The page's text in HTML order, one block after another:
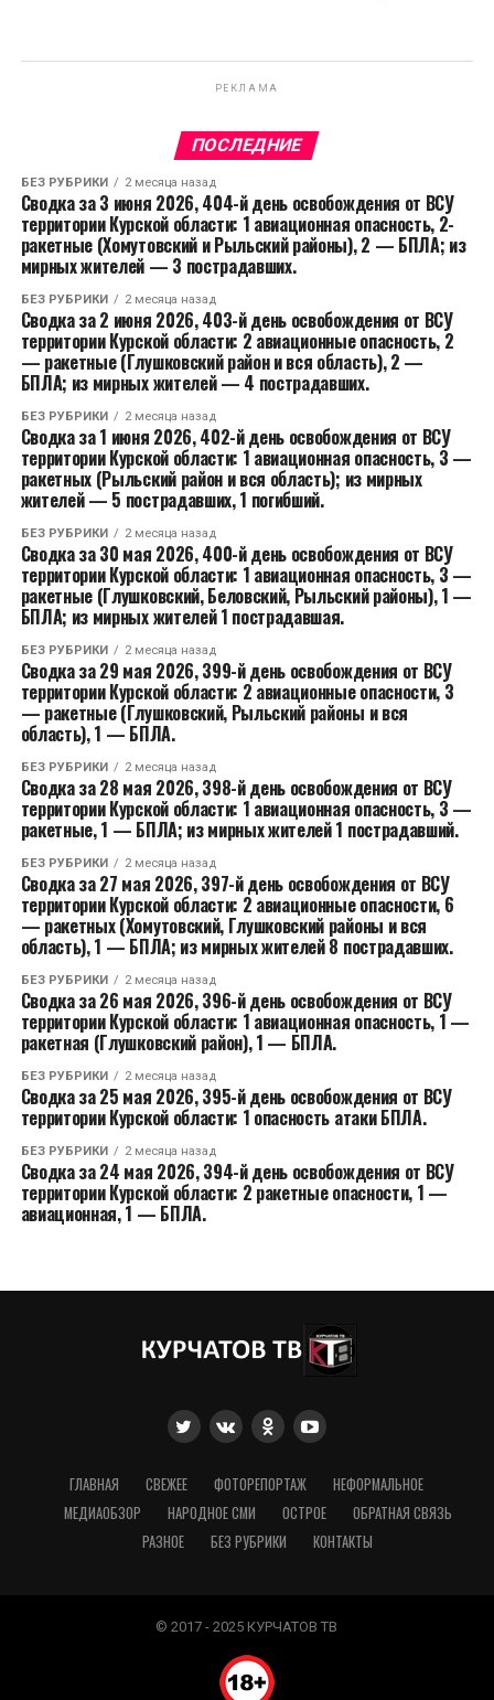
РЕКЛАМА
ПОСЛЕДНИЕ
БЕЗ РУБРИКИ 2 месяца назад
Сводка за 3 июня 2026, 404-й день освобождения от ВСУ
территории Курской области: 1 авиационная опасность, 2-
ракетные (Хомутовский и Рыльский районы), 2 — БПЛА; из
мирных жителей — 3 пострадавших.
БЕЗ РУБРИКИ 2 месяца назад
Сводка за 2 июня 2026, 403-й день освобождения от ВСУ
территории Курской области: 2 авиационные опасность, 2
— ракетные (Глушковский район и вся область), 2 —
БПЛА; из мирных жителей — 4 пострадавших.
БЕЗ РУБРИКИ 2 месяца назад
Сводка за 1 июня 2026, 402-й день освобождения от ВСУ
территории Курской области: 1 авиационная опасность, 3 —
ракетных (Рыльский район и вся область); из мирных
жителей — 5 пострадавших, 1 погибший.
БЕЗ РУБРИКИ 2 месяца назад
Сводка за 30 мая 2026, 400-й день освобождения от ВСУ
территории Курской области: 1 авиационная опасность, 3 —
ракетные (Глушковский, Беловский, Рыльский районы), 1 —
БПЛА; из мирных жителей 1 пострадавшая.
БЕЗ РУБРИКИ 2 месяца назад
Сводка за 29 мая 2026, 399-й день освобождения от ВСУ
территории Курской области: 2 авиационные опасности, 3
— ракетные (Глушковский, Рыльский районы и вся
область), 1 — БПЛА.
БЕЗ РУБРИКИ 2 месяца назад
Сводка за 28 мая 2026, 398-й день освобождения от ВСУ
территории Курской области: 1 авиационная опасность, 3 —
ракетные, 1 — БПЛА; из мирных жителей 1 пострадавший.
БЕЗ РУБРИКИ 2 месяца назад
Сводка за 27 мая 2026, 397-й день освобождения от ВСУ
территории Курской области: 2 авиационные опасности, 6
— ракетных (Хомутовский, Глушковский районы и вся
область), 1 — БПЛА; из мирных жителей 8 пострадавших.
БЕЗ РУБРИКИ 2 месяца назад
Сводка за 26 мая 2026, 396-й день освобождения от ВСУ
территории Курской области: 1 авиационная опасность, 1 —
ракетная (Глушковский район), 1 — БПЛА.
БЕЗ РУБРИКИ 2 месяца назад
Сводка за 25 мая 2026, 395-й день освобождения от ВСУ
территории Курской области: 1 опасность атаки БПЛА.
БЕЗ РУБРИКИ 2 месяца назад
Сводка за 24 мая 2026, 394-й день освобождения от ВСУ
территории Курской области: 2 ракетные опасности, 1 —
авиационная, 1 — БПЛА.
ГЛАВНАЯ СВЕЖЕЕ ФОТОРЕПОРТАЖ
НЕФОРМАЛЬНОЕ
МЕДИАОБЗОР
НАРОДНОЕ СМИ ОСТРОЕ
ОБРАТНАЯ СВЯЗЬ
РАЗНОЕ
БЕЗ РУБРИКИ КОНТАКТЫ
© 2017 - 2025 КУРЧАТОВ ТВ